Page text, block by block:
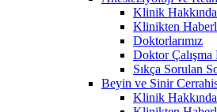
Klinik Hakkında
Klinikten
Doktorlarımız
Doktor Çalışma
Sıkça Sorulan
Beyin ve Sinir
Klinik Hakkında